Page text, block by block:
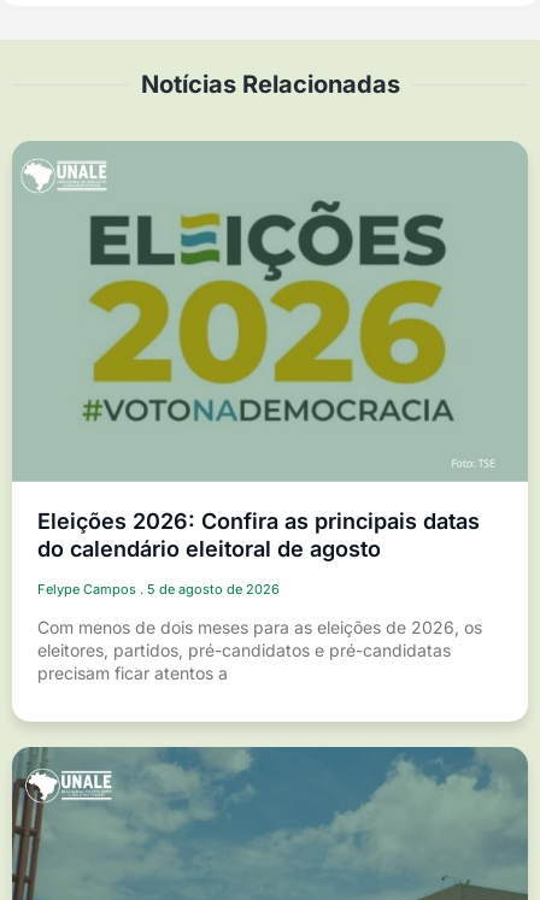
Notícias Relacionadas
Eleições 2026: Confira as principais datas
do calendário eleitoral de agosto
Felype Campos 5 de agosto de 2026
Com menos de dois meses para as eleições de 2026, os
eleitores, partidos, pré-candidatos e pré-candidatas
precisam ficar atentos a